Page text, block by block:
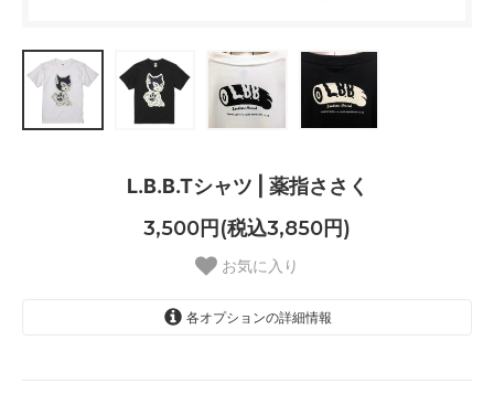
L.B.B.Tシャツ | 薬指ささく
3,500円(税込3,850円)
お気に入り
各オプションの詳細情報